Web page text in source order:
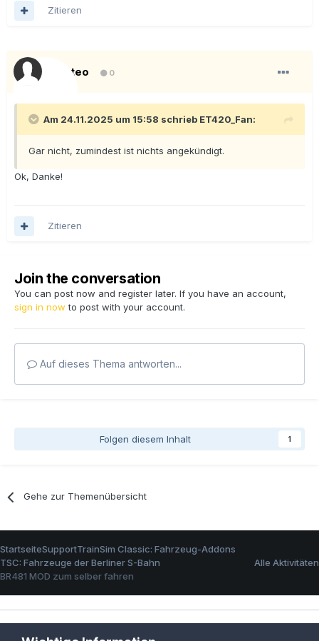
Zitieren
bigteo 0
Am 24.11.2025 um 15:58 schrieb ET420_Fan:
Gar nicht, zumindest ist nichts angekündigt.
Ok, Danke!
Zitieren
Join the conversation
You can post now and register later. If you have an account,
sign in now to post with your account.
Auf dieses Thema antworten...
Folgen diesem Inhalt 1
Gehe zur Themenübersicht
Alle Aktivitäten
StartseiteSupportTrainSim Classic: Fahrzeug-Addons
TSC: Fahrzeuge der Berliner S-Bahn
BR481 MOD zum selber fahren
Sprachen Datenschutzerklärung